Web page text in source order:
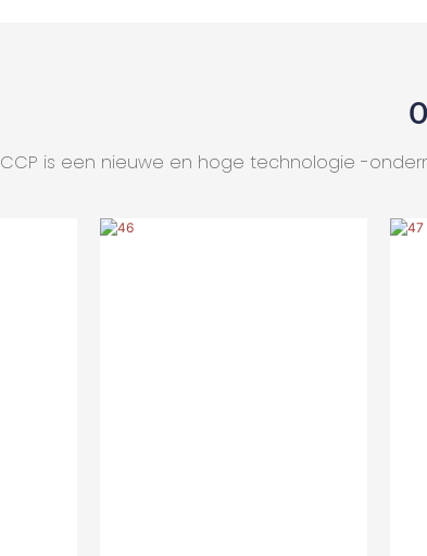
CCP is een nieuwe en hoge technologie -